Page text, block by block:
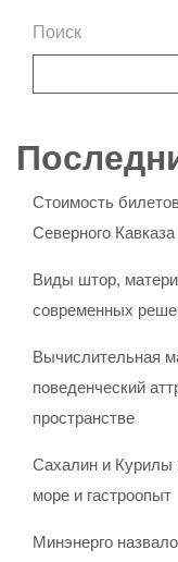
Поиск
Стоимость
Северного
Виды штор,
современных
Вычислительная
поведенческий
пространстве
Сахалин и Курилы
море и гастроопыт
Минэнерго